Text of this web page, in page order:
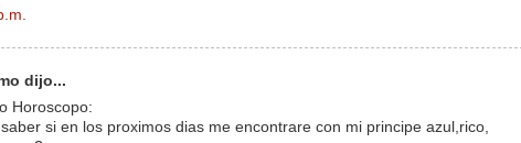
dijo...
Horoscopo:
si en los proximos dias me encontrare con mi principe azul,rico,